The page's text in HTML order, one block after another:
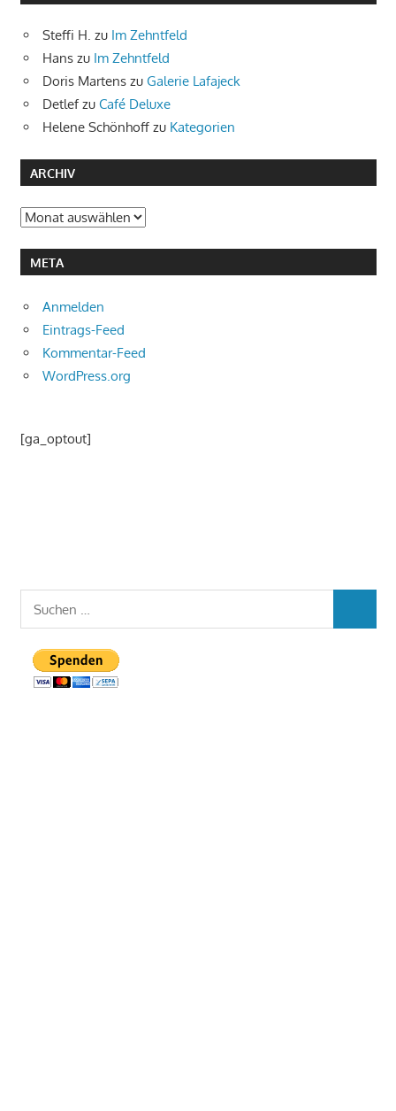
Steffi H. zu Im Zehntfeld
Hans zu Im Zehntfeld
Doris Martens zu Galerie Lafajeck
Detlefzu Café Deluxe
Helene Schönhoff zu Kategorien
ARCHIV
Archiv
META
Anmelden
Eintrags-Feed
Kommentar-Feed
WordPress.org
[ga_optout]